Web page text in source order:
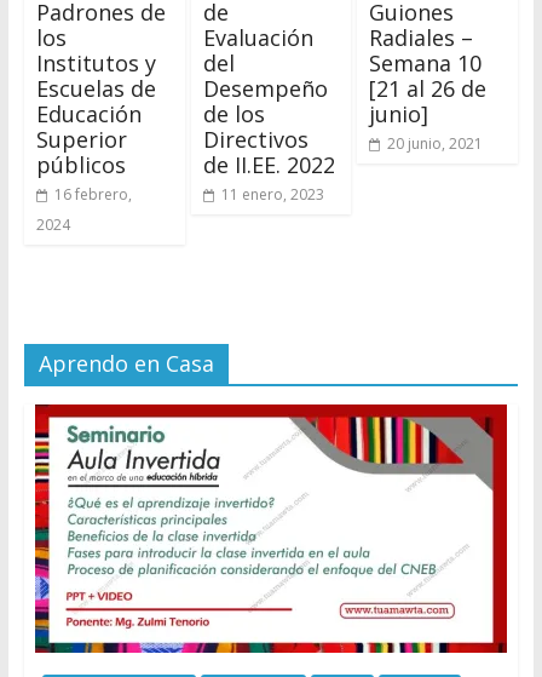
Padrones de
los
Institutos y
Escuelas de
Educación
Superior
públicos
16 febrero,
2024
de
Evaluación
del
Desempeño
de los
Directivos
de II.EE. 2022
11 enero, 2023
Guiones
Radiales –
Semana 10
[21 al 26 de
junio]
20 junio, 2021
Aprendo en Casa